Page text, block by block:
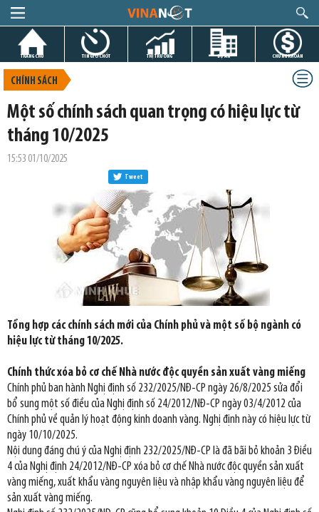
TRANG CHỦ TIN GIỜ CHÓT THỊ TRƯỜNG DỰ ÁN CHỨNG KHOÁN
CHÍNH SÁCH
Một số chính sách quan trọng có hiệu lực từ
tháng 10/2025
15:53 01/10/2025
Tweet
Tổng hợp các chính sách mới của Chính phủ và một số bộ ngành có
hiệu lực từ tháng 10/2025.
Chính thức xóa bỏ cơ chế Nhà nước độc quyền sản xuất vàng miếng
Chính phủ ban hành Nghị định số 232/2025/NĐ-CP ngày 26/8/2025 sửa đổi
bổ sung một số điều của Nghị định số 24/2012/NĐ-CP ngày 03/4/2012 của
Chính phủ về quản lý hoạt động kinh doanh vàng. Nghị định này có hiệu lực từ
ngày 10/10/2025.
Nội dung đáng chú ý của Nghị định 232/2025/NĐ-CP là đã bãi bỏ khoản 3 Điều
4 của Nghị định 24/2012/NĐ-CP xóa bỏ cơ chế Nhà nước độc quyền sản xuất
vàng miếng, xuất khẩu vàng nguyên liệu và nhập khẩu vàng nguyên liệu để
sản xuất vàng miếng.